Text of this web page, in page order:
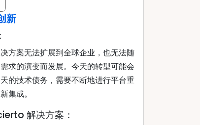
新
方案无法扩展到全球企业，也无法随
求的演变而发展。今天的转型可能会
的技术债务，需要不断地进行平台重
集成。
解决方案：